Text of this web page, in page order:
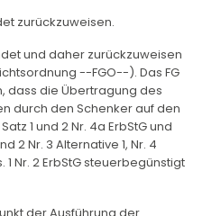
zurückzuweisen.
und daher zurückzuweisen
--FGO--). Das FG
dass die Übertragung des
durch den Schenker auf den
1 und 2 Nr. 4a ErbStG und
2 Nr. 3 Alternative 1, Nr. 4
1 Nr. 2 ErbStG steuerbegünstigt